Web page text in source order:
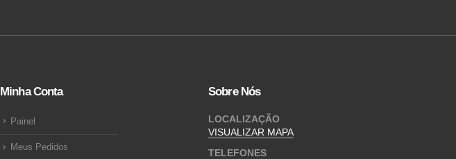
Minha Conta
Painel
Meus Pedidos
Sobre Nós
LOCALIZAÇÃO
VISUALIZAR MAPA
TELEFONES